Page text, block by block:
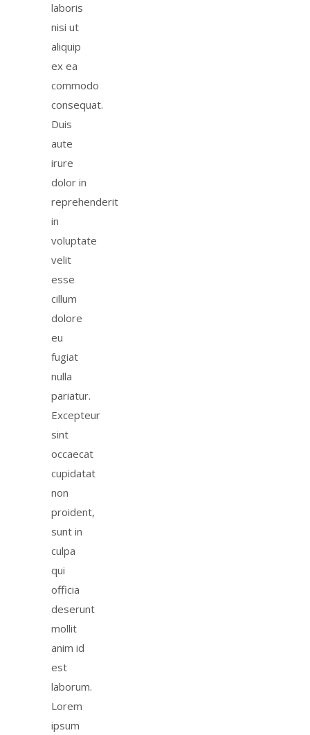
laboris
nisi ut
aliquip
ex ea
commodo
consequat.
Duis
aute
irure
dolor in
reprehenderit
in
voluptate
velit
esse
cillum
dolore
eu
fugiat
nulla
pariatur.
Excepteur
sint
occaecat
cupidatat
non
proident,
sunt in
culpa
qui
officia
deserunt
mollit
anim id
est
laborum.
Lorem
ipsum